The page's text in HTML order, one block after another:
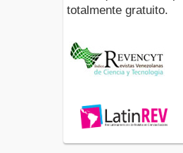
totalmente gratuito.